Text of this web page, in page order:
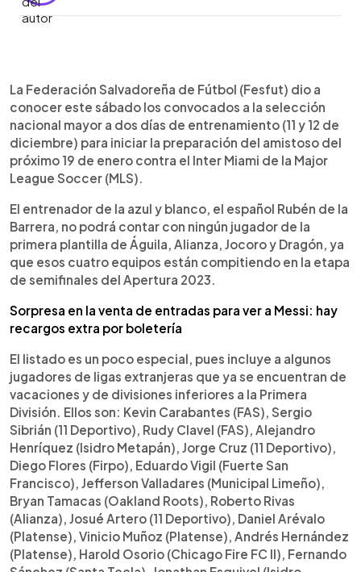
► Escuchar artículo
La Federación Salvadoreña de Fútbol (Fesfut) dio a
conocer este sábado los convocados a la selección
nacional mayor a dos días de entrenamiento (11 y 12 de
diciembre) para iniciar la preparación del amistoso del
próximo 19 de enero contra el Inter Miami de la Major
League Soccer (MLS).
El entrenador de la azul y blanco, el español Rubén de la
Barrera, no podrá contar con ningún jugador de la
primera plantilla de Águila, Alianza, Jocoro y Dragón, ya
que esos cuatro equipos están compitiendo en la etapa
de semifinales del Apertura 2023.
Sorpresa en la venta de entradas para ver a Messi: hay
recargos extra por boletería
El listado es un poco especial, pues incluye a algunos
jugadores de ligas extranjeras que ya se encuentran de
vacaciones y de divisiones inferiores a la Primera
División. Ellos son: Kevin Carabantes (FAS), Sergio
Sibrián (11 Deportivo), Rudy Clavel (FAS), Alejandro
Henríquez (Isidro Metapán), Jorge Cruz (11 Deportivo),
Diego Flores (Firpo), Eduardo Vigil (Fuerte San
Francisco), Jefferson Valladares (Municipal Limeño),
Bryan Tamacas (Oakland Roots), Roberto Rivas
(Alianza), Josué Artero (11 Deportivo), Daniel Arévalo
(Platense), Vinicio Muñoz (Platense), Andrés Hernández
(Platense), Harold Osorio (Chicago Fire FC II), Fernando